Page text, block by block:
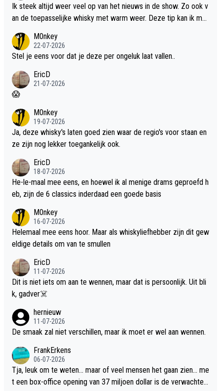
Ik steek altijd weer veel op van het nieuws in de show. Zo ook v
an de toepasselijke whisky met warm weer. Deze tip kan ik met
M0nkey
22-07-2026
Stel je eens voor dat je deze per ongeluk laat vallen..
EricD
21-07-2026
😱
M0nkey
19-07-2026
Ja, deze whisky's laten goed zien waar de regio's voor staan en
ze zijn nog lekker toegankelijk ook.
EricD
18-07-2026
He-le-maal mee eens, en hoewel ik al menige drams geproefd h
eb, zijn de 6 classics inderdaad een goede basis
M0nkey
16-07-2026
Helemaal mee eens hoor. Maar als whiskyliefhebber zijn dit gew
eldige details om van te smullen
EricD
11-07-2026
Dit is niet iets om aan te wennen, maar dat is persoonlijk. Uit bli
k, gadver☠️
hernieuw
11-07-2026
De smaak zal niet verschillen, maar ik moet er wel aan wennen.
FrankErkens
06-07-2026
Tja, leuk om te weten... maar of veel mensen het gaan zien... me
t een box-office opening van 37 miljoen dollar is de verwachte